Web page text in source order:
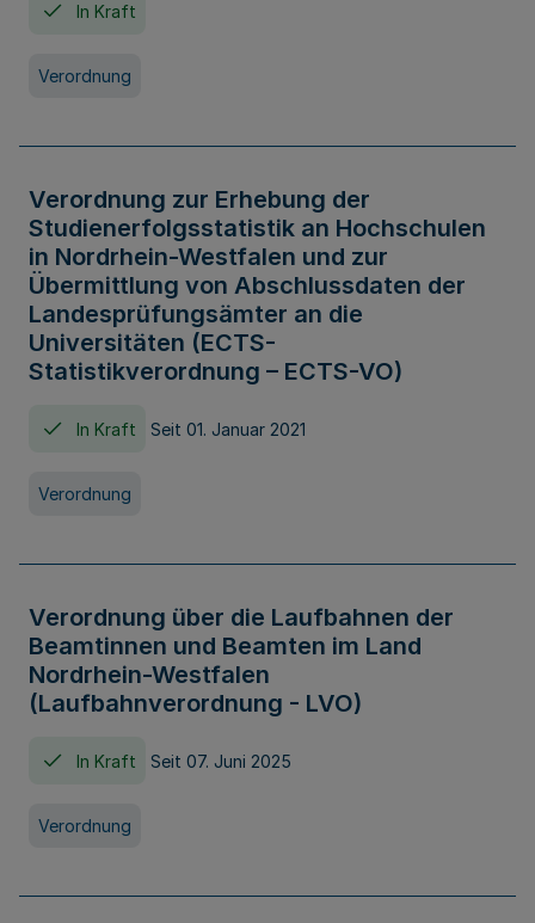
In Kraft
Verordnung
Verordnung zur Erhebung der
Studienerfolgsstatistik an Hochschulen
in Nordrhein-Westfalen und zur
Übermittlung von Abschlussdaten der
Landesprüfungsämter an die
Universitäten (ECTS-
Statistikverordnung – ECTS-VO)
In Kraft Seit 01. Januar 2021
Verordnung
Verordnung über die Laufbahnen der
Beamtinnen und Beamten im Land
Nordrhein-Westfalen
(Laufbahnverordnung - LVO)
In Kraft Seit 07. Juni 2025
Verordnung